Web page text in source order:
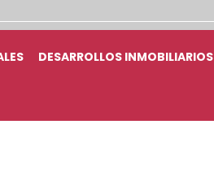
DESARROLLOS INMOBILIARIOS